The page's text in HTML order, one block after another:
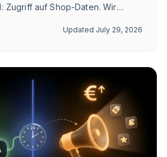
Zugriff auf Shop-Daten. Wir
Alternative im DACH-Raum ist.
Updated July 29, 2026